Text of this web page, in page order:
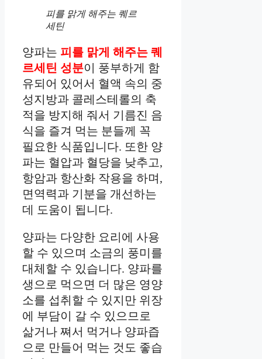
피를 맑게 해주는 퀘르
세틴
양파는 피를 맑게 해주는 퀘
르세틴 성분이 풍부하게 함
유되어 있어서 혈액 속의 중
성지방과 콜레스테롤의 축
적을 방지해 줘서 기름진 음
식을 즐겨 먹는 분들께 꼭
필요한 식품입니다. 또한 양
파는 혈압과 혈당을 낮추고,
항암과 항산화 작용을 하며,
면역력과 기분을 개선하는
데 도움이 됩니다.
양파는 다양한 요리에 사용
할 수 있으며 소금의 풍미를
대체할 수 있습니다. 양파를
생으로 먹으면 더 많은 영양
소를 섭취할 수 있지만 위장
에 부담이 갈 수 있으므로
삶거나 쪄서 먹거나 양파즙
으로 만들어 먹는 것도 좋습